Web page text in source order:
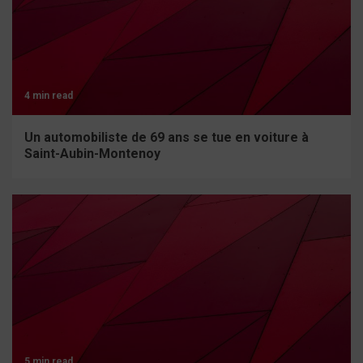
4 min read
Un automobiliste de 69 ans se tue en voiture à
Saint-Aubin-Montenoy